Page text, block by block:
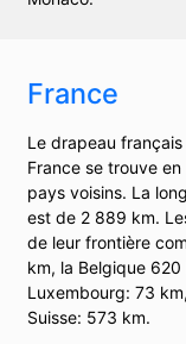
France
Le drapeau
France se trouve en
pays voisins. La
est de 2 889 km.
de leur frontière
km, la Belgique
Luxembourg: 73
Suisse: 573 km.